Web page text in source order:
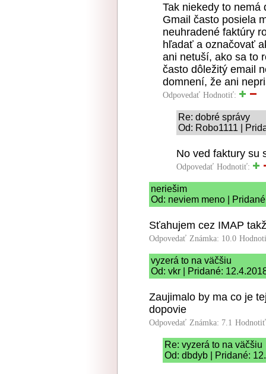
Tak niekedy to nemá
Gmail často posiela
neuhradené faktúry
hľadať a označovať
ani netuší, ako sa to
často dôležitý email
domnení, že ani
Odpovedať Hodnotiť:
Re: dobré správy
Od: Robo1111 |
No ved faktury su
Odpovedať Hodnotiť:
neriešim
Od: neviem meno |
Sťahujem cez IMAP
Odpovedať Známka: 10.0
vyzerá to na väčšiu
Od: vkr | Pridané:
Zaujimalo by ma co je
dopovie
Odpovedať Známka: 7.1
Re: vyzerá to na väčšiu
Od: dbdyb | Pridané: